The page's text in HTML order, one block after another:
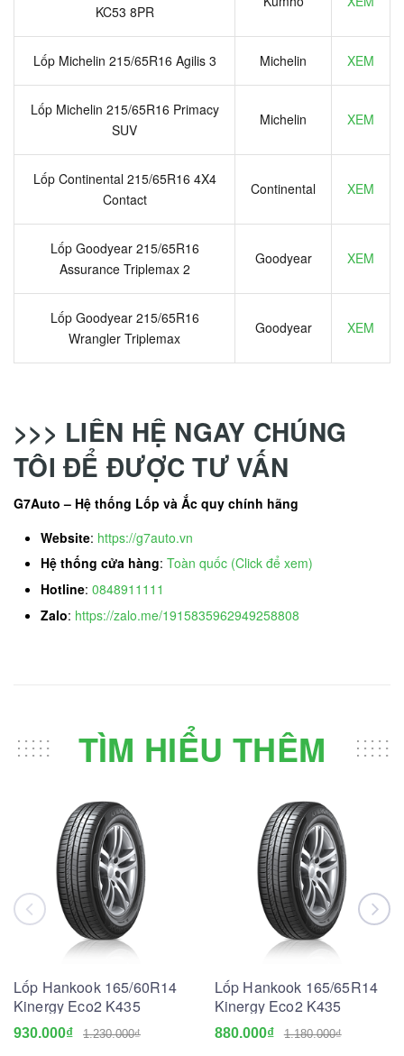
KC53 8PR
Lốp Michelin 215/65R16 Agilis 3 Michelin XEM
Lốp Michelin 215/65R16 Primacy
SUV
Michelin XEM
Lốp Continental 215/65R16 4X4
Contact
Continental XEM
Lốp Goodyear 215/65R16
Assurance Triplemax 2
Goodyear XEM
Lốp Goodyear 215/65R16
Wrangler Triplemax
Goodyear XEM
>>> LIÊN HỆ NGAY CHÚNG
TÔI ĐỂ ĐƯỢC TƯ VẤN
G7Auto – Hệ thống Lốp và Ắc quy chính hãng
Website: https://g7auto.vn
Hệ thống cửa hàng: Toàn quốc (Click để xem)
Hotline: 0848911111
Zalo: https://zalo.me/1915835962949258808
TÌM HIỂU THÊM
Lốp Hankook 165/60R14
Kinergy Eco2 K435
930.000₫ 1.230.000₫
Lốp Hankook 165/65R14
Kinergy Eco2 K435
880.000₫ 1.180.000₫